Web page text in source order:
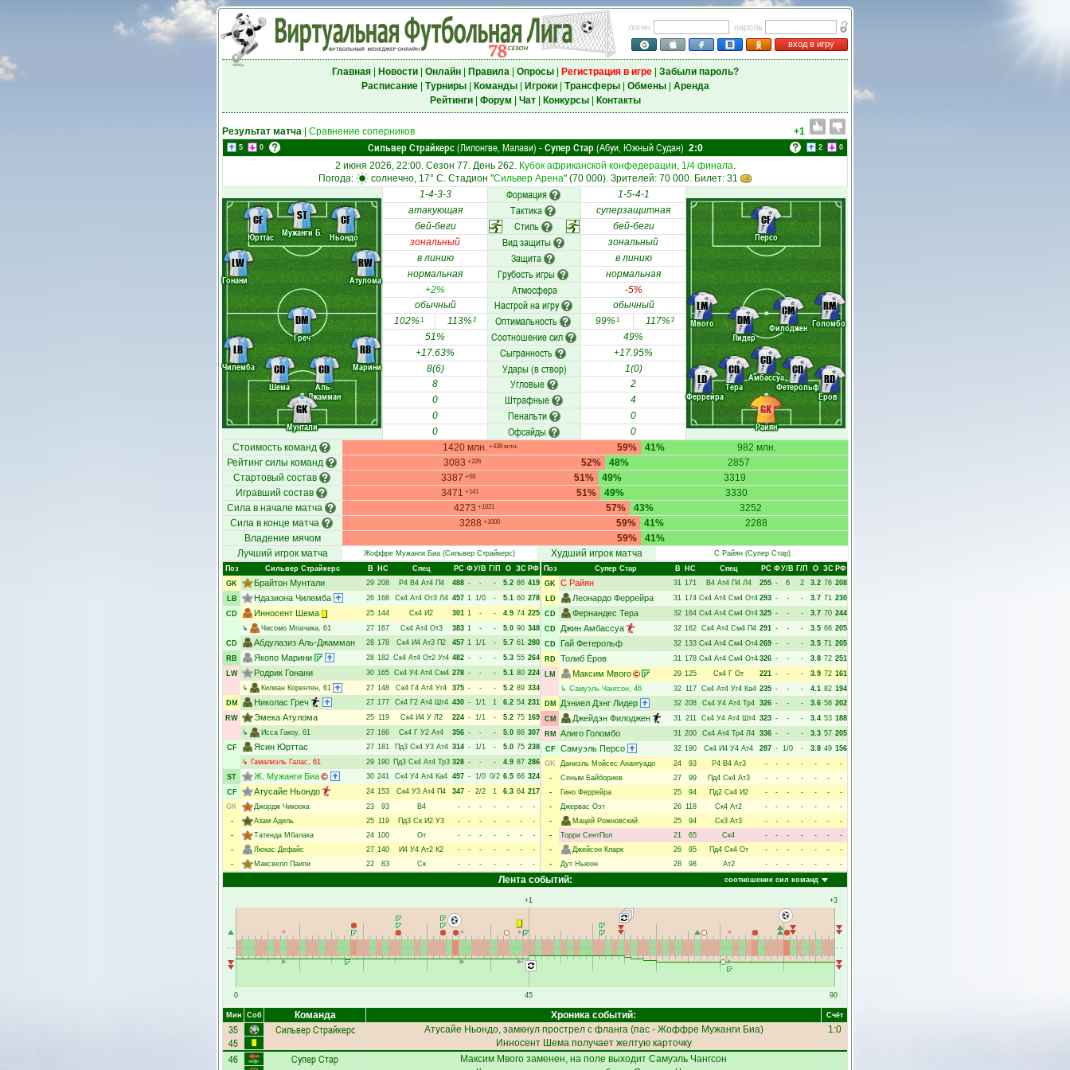
логин
пароль
вход в игру
Главная| Новости| Онлайн| Правила| Опросы| Регистрация в игре| Забыли пароль?
Расписание| Турниры| Команды| Игроки| Трансферы| Обмены| Аренда
Рейтинги| Форум Чат| Конкурсы| Контакты
Результат матча Сравнение соперников +1
5 0 Сильвер Страйкерс(Лилонгве, Малави) - Супер Стар(Абуи, Южный Судан) 2:0 2 0
2 июня 2026, 22:00. Сезон 77. День 262. Кубок африканской конфедерации, 1/4 финала.
Погода:
солнечно, 17° C. Стадион "Сильвер Арена" (70 000). Зрителей: 70 000. Билет: 31
Мунтали
Чилемба
Шема
Аль-
Джамман
Марини
Гонани
Греч
Атулома
Юрттас Мужанги Б. Ньондо
GK
LB
CD
CD
RB
LW
DM
RW
CF ST CF
1-4-3-3 Формация 1-5-4-1
Райян
Феррейра
Тера
Амбассуа
Фетерольф
Ёров
Мвого
Лидер
Филоджен Голомбо
Персо
GK
LD
CD
CD
CD
RD
LM
DM
CM RM
CF
атакующая Тактика
суперзащитная
бей-беги
Стиль
бей-беги
зональный
Вид защиты
зональный
в линию
Защита
в линию
нормальная
Грубость игры
нормальная
+2%
Атмосфера
-5%
обычный
Настрой на игру
обычный
102%1 113%2 Оптимальность 99%1 117%2
51% Соотношение сил
49%
+17.63%
Сыгранность
+17.95%
8(6)
Удары (в створ)
1(0)
8
Угловые
2
0
Штрафные
4
0
Пенальти
0
0
Офсайды
0
Стоимость команд
1420 млн. +438 млн. 59% 982 млн.
41%
Рейтинг силы команд
3083 +226 52% 2857
48%
Стартовый состав
3387 +68 51% 3319
49%
Игравший состав
3471 +141 51% 3330
49%
Сила в начале матча
4273 +1021 57% 3252
43%
Сила в конце матча
3288 +1000 59% 2288
41%
Владение мячом
59%
41%
Лучший игрок матча
Жоффре Мужанги Биа (Сильвер Страйкерс) Худший игрок матча С Райян(Супер Стар)
Поз
Сильвер Страйкерс В НC Спец РC ФУ/В Г/П О ЗС РФ
GK
Брайтон Мунтали 29 208 Р4 В4 Ат4 П4 488 - - - 5.2 86 419
LB
Ндазиона Чилемба 26 168 Ск4 Ат4 От3 Л4 457 1 1/0 - 5.1 60 278
CD
Инносент Шема 25 144 Ск4 И2 301 1 - - 4.9 74 225
↳
Чисомо Мпачика, 61 27 167 Ск4 Ат4 От3 383 1 - - 5.0 90 348
CD
Абдулазиз Аль-Джамман 28 178 Ск4 И4 Ат3 П2 457 1 1/1 - 5.7 61 280
RB
Якопо Марини 28 182 Ск4 Ат4 От2 Уг4 482 - - - 5.3 55 264
LW
Родрик Гонани 30 165 Ск4 У4 Ат4 См4 278 - - - 5.1 80 224
↳
Килиан Корентен, 61 27 148 Ск4 Г4 Ат4 Уг4 375 - - - 5.2 89 334
DM
Николас Греч 27 177 Ск4 Г2 Ат4 Шт4 430 - 1/1 1 6.2 54 231
RW
Эмека Атулома 25 119 Ск4 И4 У Л2 224 - 1/1 - 5.2 75 169
↳
Исса Гакоу, 61 27 166 Ск4 Г У2 Ат4 356 - - - 5.0 86 307
CF
Ясин Юрттас 27 181 Пд3 Ск4 У3 Ат4 314 - 1/1 - 5.0 75 238
↳ Гамалиэль Галас, 61 29 190 Пд3 Ск4 Ат4 Тр3 328 - - - 4.9 87 286
ST
Ж. Мужанги Биа 30 241 Ск4 У4 Ат4 Ка4 497 - 1/0 0/2 6.5 66 324
CF
Атусайе Ньондо 24 153 Ск4 У3 Ат4 П4 347 - 2/2 1 6.3 64 217
GK
Джордж Чикоока 23 93 В4 - - - - - -
-
-
Азам Адиль 25 119 Пд3 Ск И2 У3 - - - - - -
-
-
Татенда Мбалака 24 100 От - - - - - -
-
-
Люкас Дефайс 27 140 И4 У4 Ат2 К2 - - - - - -
-
-
Максвелл Паипи 22 83 Ск - - - - - - -
Поз Супер Стар В НC Спец РC ФУ/В Г/П О ЗС РФ
GK С Райян 31 171 В4 Ат4 П4 Л4 255 - 6 2 3.2 76 208
LD
Леонардо Феррейра 31 174 Ск4 Ат4 См4 От4 293 - - - 3.7 71 230
CD
Фернандес Тера 32 164 Ск4 Ат4 См4 От4 325 - - - 3.7 70 244
CD
Джин Амбассуа 32 162 Ск4 Ат4 См4 П4 291 - - - 3.5 66 205
CD
Гай Фетерольф 32 133 Ск4 Ат4 См4 От4 269 - - - 3.5 71 205
RD Толиб Ёров 31 178 Ск4 Ат4 См4 От4 326 - - - 3.8 72 251
LM
Максим Мвого 29 125 Ск4 Г От 221 - - - 3.9 72 161
↳ Самуэль Чангсон, 46 32 117 Ск4 Ат4 Уг4 Ка4 235 - - - 4.1 82 194
DM
Дэниел Дэнг Лидер 32 208 Ск4 У4 Ат4 Тр4 326 - - - 3.6 58 202
CM
Джейдэн Филоджен 31 211 Ск4 У4 Ат4 Шт4 323 - - - 3.4 53 188
RM
Алиго Голомбо 31 200 Ск4 Ат4 Тр4 Л4 336 - - - 3.3 57 205
CF
Самуэль Персо 32 190 Ск4 И4 У4 Ат4 287 - 1/0 - 3.8 49 156
GK
Даниэль Мойсес Анангуадо 24 93 Р4 В4 Ат3 - - - - - -
-
-
Сеным Байбориев 27 99 Пд4 Ск4 Ат3 - - - - - -
-
-
Гино Феррейра 25 94 Пд2 Ск4 И2 - - - - - -
-
-
Джервас Оэт 26 118 Ск4 Ат2 - - - - - -
-
-
Мацей Рожновский 25 94 Ск3 Ат3 - - - - - -
-
-
Торри СентПол 21 65 Ск4 - - - - - -
-
-
Джейсон Кларк 26 95 Пд4 Ск4 От - - - - - -
-
-
Дут Ньюон 28 98 Ат2 - - - - - -
-
соотношение сил команд
Лента событий:
0
+1
45
+3
90
Мин Соб Команда Хроника событий: Счёт
35 Сильвер Страйкерс Атусайе Ньондо, замкнул прострел с фланга (пас - Жоффре Мужанги Биа) 1:0
45 Инносент Шемаполучает желтую карточку
46 Супер Стар Максим Мвого заменен, на поле выходит Самуэль Чангсон